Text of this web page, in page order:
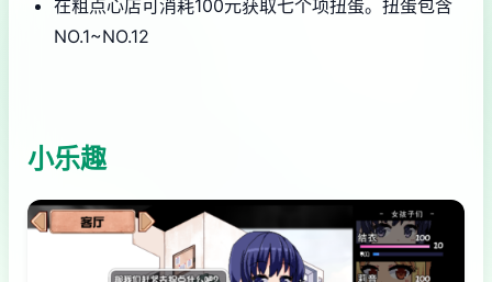
在粗点心店可消耗100元获取七个项扭蛋。扭蛋包含
NO.1~NO.12
小乐趣